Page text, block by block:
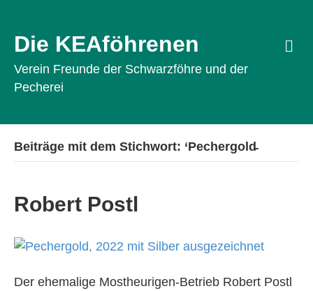
Die KEAföhrenen
Verein Freunde der Schwarzföhre und der
Pecherei
Beiträge mit dem Stichwort: ‘Pechergold̵
Robert Postl
Der ehemalige Mostheurigen-Betrieb Robert Postl